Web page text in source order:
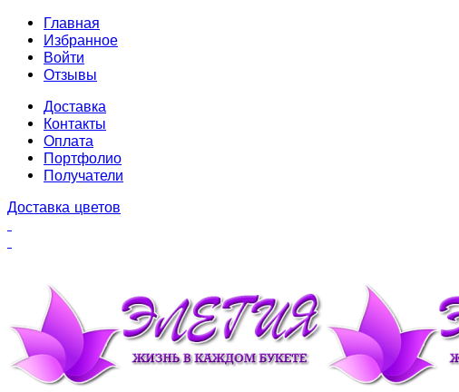
Главная
Избранное
Войти
Отзывы
Доставка
Контакты
Оплата
Портфолио
Получатели
Доставка цветов